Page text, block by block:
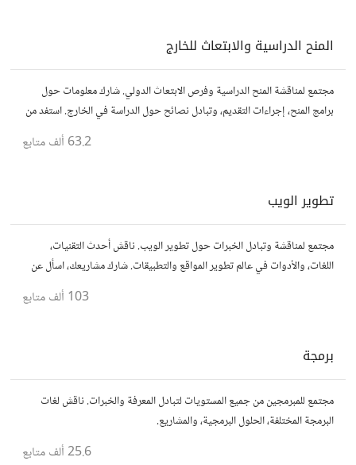
المنح الدراسية والابتعاث للخارج
مجتمع لمناقشة المنح الدراسية وفرص الابتعاث الدولي. شارك معلومات حول
برامج المنح، إجراءات التقديم، وتبادل نصائح حول الدراسة في الخارج. استفد من
63.2 ألف متابع
تطوير الويب
مجتمع لمناقشة وتبادل الخبرات حول تطوير الويب. ناقش أحدث التقنيات،
اللغات، والأدوات في عالم تطوير المواقع والتطبيقات. شارك مشاريعك، اسأل عن
103 ألف متابع
برمجة
مجتمع للمبرمجين من جميع المستويات لتبادل المعرفة والخبرات. ناقش لغات
البرمجة المختلفة، الحلول البرمجية، والمشاريع.
25.6 ألف متابع